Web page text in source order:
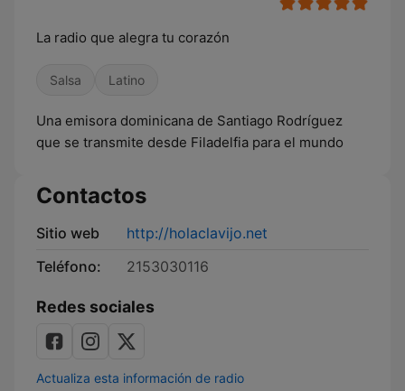
La radio que alegra tu corazón
Salsa Latino
Una emisora dominicana de Santiago Rodríguez
que se transmite desde Filadelfia para el mundo
Contactos
Sitio web
http://holaclavijo.net
Teléfono:
2153030116
Redes sociales
Actualiza esta información de radio